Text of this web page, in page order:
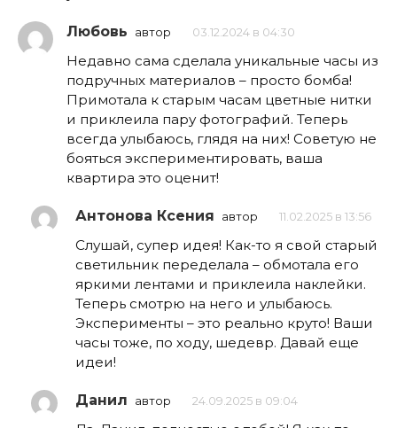
Любовь автор 03.12.2024 в 04:30
Недавно сама сделала уникальные часы из
подручных материалов – просто бомба!
Примотала к старым часам цветные нитки
и приклеила пару фотографий. Теперь
всегда улыбаюсь, глядя на них! Советую не
бояться экспериментировать, ваша
квартира это оценит!
Антонова Ксения автор 11.02.2025 в 13:56
Слушай, супер идея! Как-то я свой старый
светильник переделала – обмотала его
яркими лентами и приклеила наклейки.
Теперь смотрю на него и улыбаюсь.
Эксперименты – это реально круто! Ваши
часы тоже, по ходу, шедевр. Давай еще
идеи!
Данил автор 24.09.2025 в 09:04